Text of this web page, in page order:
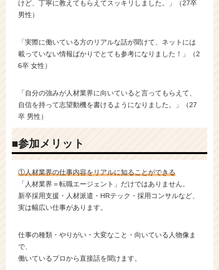
けど、丁寧に教えてもらえてスッキリしました。」（27卒
男性）
「実際に働いている方のリアルな話が聞けて、ネットには
載っていない情報ばかりでとても参考になりました！」（2
6卒 女性）
「自分の強みが人材業界に向いていると言ってもらえて、
自信を持って志望動機を書けるようになりました。」（27
卒 男性）
■参加メリット
①人材業界の仕事内容をリアルに知ることができる
「人材業界＝転職エージェント」だけではありません。
新卒採用支援・人材派遣・HRテック・採用コンサルなど、
実は幅広い仕事があります。
仕事の種類・やりがい・大変なこと・向いている人物像ま
で、
働いているプロから直接話を聞けます。